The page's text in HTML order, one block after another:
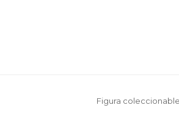
Figura